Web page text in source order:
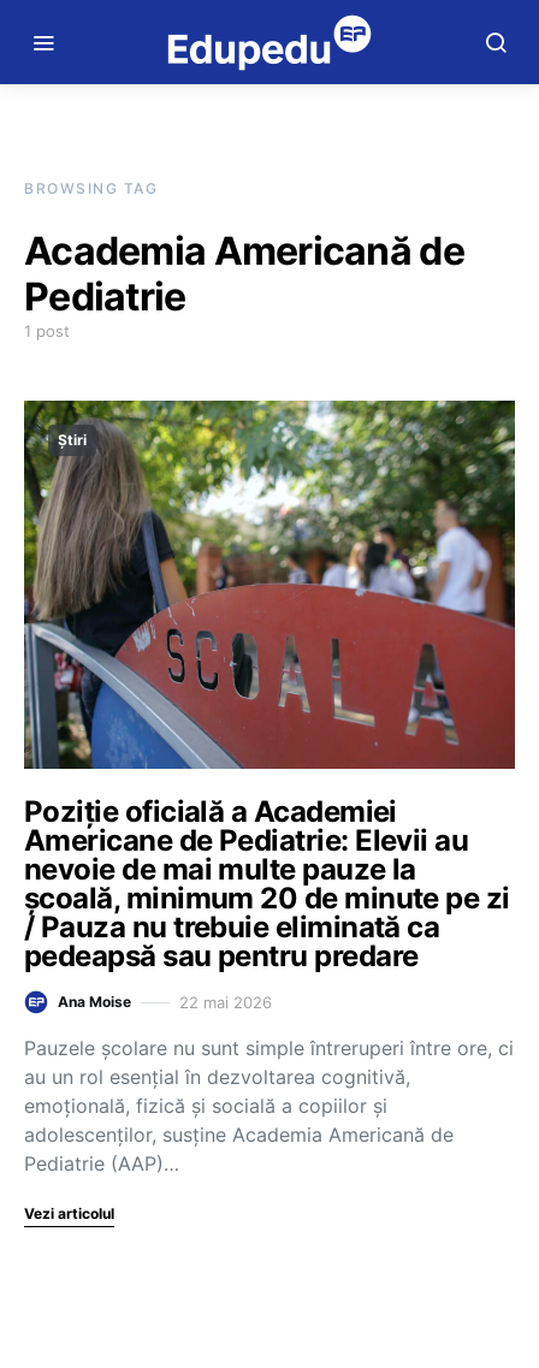
BROWSING TAG
Academia Americană de
Pediatrie
1 post
Știri
Poziție oficială a Academiei
Americane de Pediatrie: Elevii au
nevoie de mai multe pauze la
școală, minimum 20 de minute pe zi
/ Pauza nu trebuie eliminată ca
pedeapsă sau pentru predare
Ana Moise 22 mai 2026
Pauzele școlare nu sunt simple întreruperi între ore, ci
au un rol esențial în dezvoltarea cognitivă,
emoțională, fizică și socială a copiilor și
adolescenților, susține Academia Americană de
Pediatrie (AAP)…
Vezi articolul